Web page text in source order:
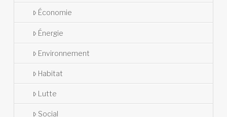
Économie
Énergie
Environnement
Habitat
Lutte
Social